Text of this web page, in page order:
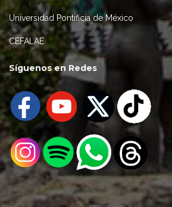
Universidad Pontificia de México
CEFALAE
Síguenos en Redes